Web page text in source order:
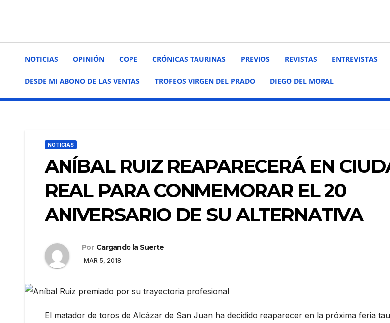
NOTICIAS OPINIÓN COPE CRÓNICAS TAURINAS PREVIOS REVISTAS ENTREVISTAS
DESDE MI ABONO DE LAS VENTAS TROFEOS VIRGEN DEL PRADO DIEGO DEL MORAL
NOTICIAS
ANÍBAL RUIZ REAPARECERÁ EN
REAL PARA CONMEMORAR EL 20
ANIVERSARIO DE SU ALTERNATIVA
Por Cargando la Suerte
MAR 5, 2018
El matador de toros de Alcázar de San Juan ha decidido reaparecer en la próxima feria